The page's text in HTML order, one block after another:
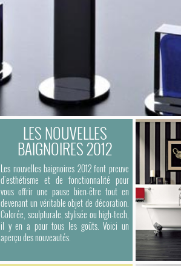
LES NOUVELLES
BAIGNOIRES 2012
Les nouvelles baignoires 2012 font preuve
d’esthétisme et de fonctionnalité pour
vous offrir une pause bien-être tout en
devenant un véritable objet de décoration.
Colorée, sculpturale, stylisée ou high-tech,
il y en a pour tous les goûts. Voici un
aperçu des nouveautés.